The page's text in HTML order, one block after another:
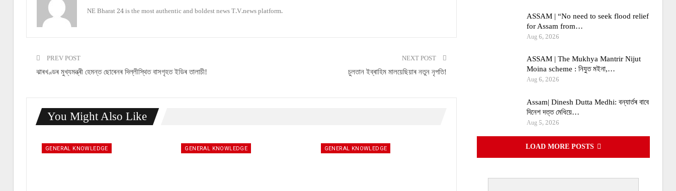
NE Bharat 24 is the most authentic and boldest news T.V.news platform.
PREV POST
ঝাৰখণ্ডৰ মুখ্যমন্ত্ৰী হেমন্ত ছোৰেনৰ দিল্লীস্থিত বাসগৃহত ইডিৰ তালাচী!
NEXT POST
চুলতান ইব্ৰাহিম মালয়েছিয়াৰ নতুন নৃপতি!
You Might Also Like
GENERAL KNOWLEDGE GENERAL KNOWLEDGE GENERAL KNOWLEDGE
ASSAM | “No need to seek flood relief
for Assam from…
Aug 6, 2026
ASSAM | The Mukhya Mantrir Nijut
Moina scheme : নিযুত মইনা,…
Aug 6, 2026
Assam| Dinesh Dutta Medhi: বন্যাৰ্তৰ বাবে
দিনেশ দত্ত মেধিয়ে…
Aug 5, 2026
LOAD MORE POSTS